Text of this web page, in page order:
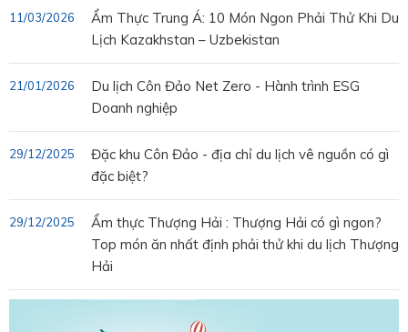
Ẩm Thực Trung Á: 10 Món Ngon Phải Thử Khi Du
Lịch Kazakhstan – Uzbekistan
11/03/2026
Du lịch Côn Đảo Net Zero - Hành trình ESG
Doanh nghiệp
21/01/2026
Đặc khu Côn Đảo - địa chỉ du lịch vê nguồn có gì
đặc biệt?
29/12/2025
Ẩm thực Thượng Hải : Thượng Hải có gì ngon?
Top món ăn nhất định phải thử khi du lịch Thượng
Hải
29/12/2025